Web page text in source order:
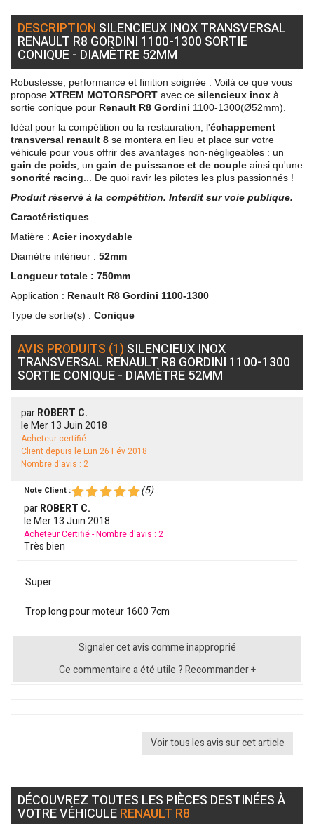
DESCRIPTION SILENCIEUX INOX TRANSVERSAL
RENAULT R8 GORDINI 1100-1300 SORTIE
CONIQUE - DIAMÈTRE 52MM
Robustesse, performance et finition soignée : Voilà ce que vous
propose XTREM MOTORSPORT avec ce silencieux inox à
sortie conique pour Renault R8 Gordini 1100-1300(Ø52mm).
Idéal pour la compétition ou la restauration, l'échappement
transversal renault 8 se montera en lieu et place sur votre
véhicule pour vous offrir des avantages non-négligeables : un
gain de poids, un gain de puissance et de couple ainsi qu'une
sonorité racing... De quoi ravir les pilotes les plus passionnés !
Produit réservé à la compétition. Interdit sur voie publique.
Caractéristiques
Matière : Acier inoxydable
Diamètre intérieur : 52mm
Longueur totale : 750mm
Application : Renault R8 Gordini 1100-1300
Type de sortie(s) : Conique
AVIS PRODUITS (1) SILENCIEUX INOX
TRANSVERSAL RENAULT R8 GORDINI 1100-1300
SORTIE CONIQUE - DIAMÈTRE 52MM
parROBERT C.
leMer 13 Juin 2018
Acheteur certifié
Client depuis le Lun 26 Fév 2018
Nombre d'avis : 2
Note Client : (5)
parROBERT C.
leMer 13 Juin 2018
Acheteur Certifié - Nombre d'avis : 2
Très bien
Super
Trop long pour moteur 1600 7cm
Signaler cet avis comme inapproprié
Ce commentaire a été utile ? Recommander +
Voir tous les avis sur cet article
DÉCOUVREZ TOUTES LES PIÈCES DESTINÉES À
VOTRE VÉHICULERENAULT R8